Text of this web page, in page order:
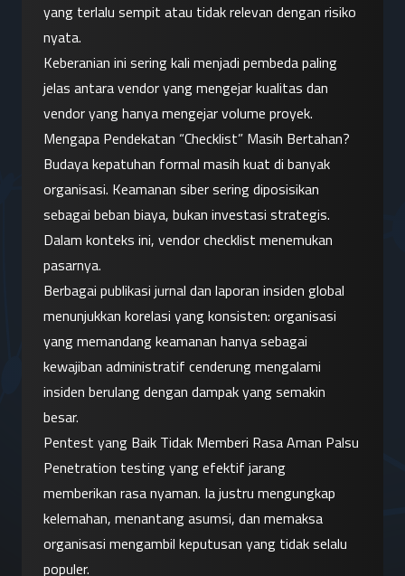
yang terlalu sempit atau tidak relevan dengan risiko
nyata.
Keberanian ini sering kali menjadi pembeda paling
jelas antara vendor yang mengejar kualitas dan
vendor yang hanya mengejar volume proyek.
Mengapa Pendekatan “Checklist” Masih Bertahan?
Budaya kepatuhan formal masih kuat di banyak
organisasi. Keamanan siber sering diposisikan
sebagai beban biaya, bukan investasi strategis.
Dalam konteks ini, vendor checklist menemukan
pasarnya.
Berbagai publikasi jurnal dan laporan insiden global
menunjukkan korelasi yang konsisten: organisasi
yang memandang keamanan hanya sebagai
kewajiban administratif cenderung mengalami
insiden berulang dengan dampak yang semakin
besar.
Pentest yang Baik Tidak Memberi Rasa Aman Palsu
Penetration testing yang efektif jarang
memberikan rasa nyaman. Ia justru mengungkap
kelemahan, menantang asumsi, dan memaksa
organisasi mengambil keputusan yang tidak selalu
populer.